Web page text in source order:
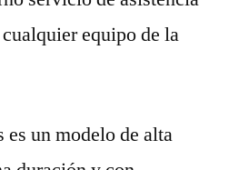
equipo de la
un modelo de alta